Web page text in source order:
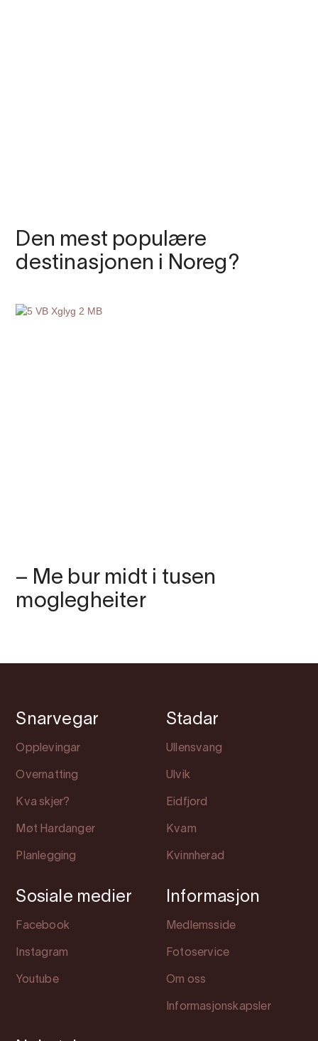
Den mest populære
destinasjonen i Noreg?
– Me bur midt i tusen
moglegheiter
Snarvegar
Opplevingar
Overnatting
Kva skjer?
Møt Hardanger
Planlegging
Stadar
Ullensvang
Ulvik
Eidfjord
Kvam
Kvinnherad
Sosiale medier
Facebook
Instagram
Youtube
Informasjon
Medlemsside
Fotoservice
Om oss
Informasjonskapsler